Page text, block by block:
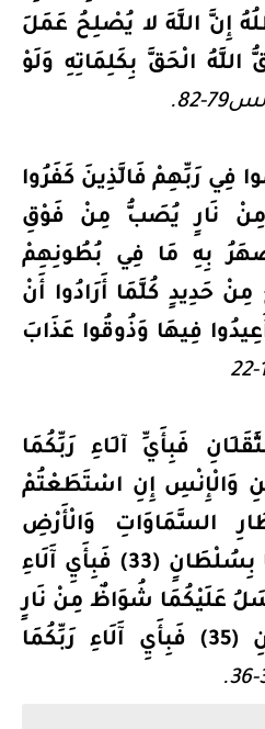
إِنَّ اللَّهَ لا يُصْلِحُ عَمَلَ
(81) وَيُحِقُّ اللَّهُ الْحَقَّ بِكَلِمَاتِهِ وَلَوْ
82.
فِي رَبِّهِمْ فَالَّذِينَ كَفَرُوا
نَارٍ يُصَبُّ مِنْ فَوْقِ
بِهِ مَا فِي بُطُونِهِمْ
حَدِيدٍ كُلَّمَا أَرَادُوا أَنْ
فِيهَا وَذُوقُوا عَذَابَ
فَبِأَيِّ آلـَاءِ رَبِّكُمَا
وَالْإِنْسِ إِنِ اسْتَطَعْتُمْ
السَّمَاوَاتِ وَالْأَرْضِ
فَانْفُذُوا لَا تَنْفُذُونَ إِلَّا بِسُلْطَانٍ (33) فَبِأَيِ آَلَاءِ
(34) يُرْسَلُ عَلَيْكُمَا شُوَاظٌ مِنْ نَارٍ
وَنُحَاسٌ فَلَا تَنْتَصِرَانِ (35) فَبِأَيِ آَلَاءِ رَبِّكُمَا